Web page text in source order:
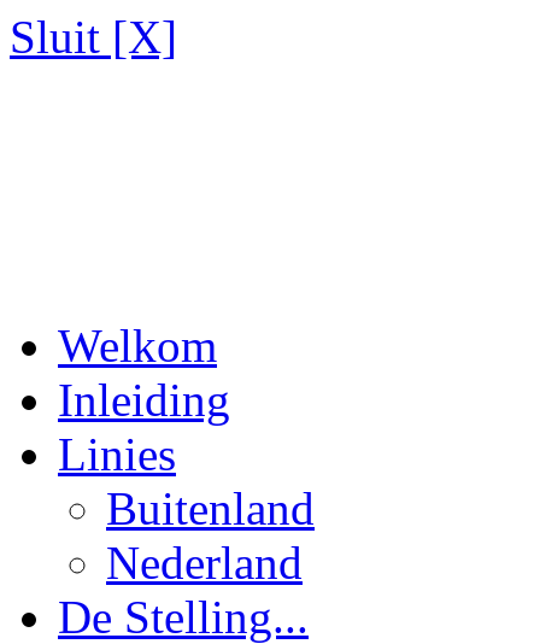
Sluit [X]
Welkom
Inleiding
Linies
Buitenland
Nederland
De Stelling...